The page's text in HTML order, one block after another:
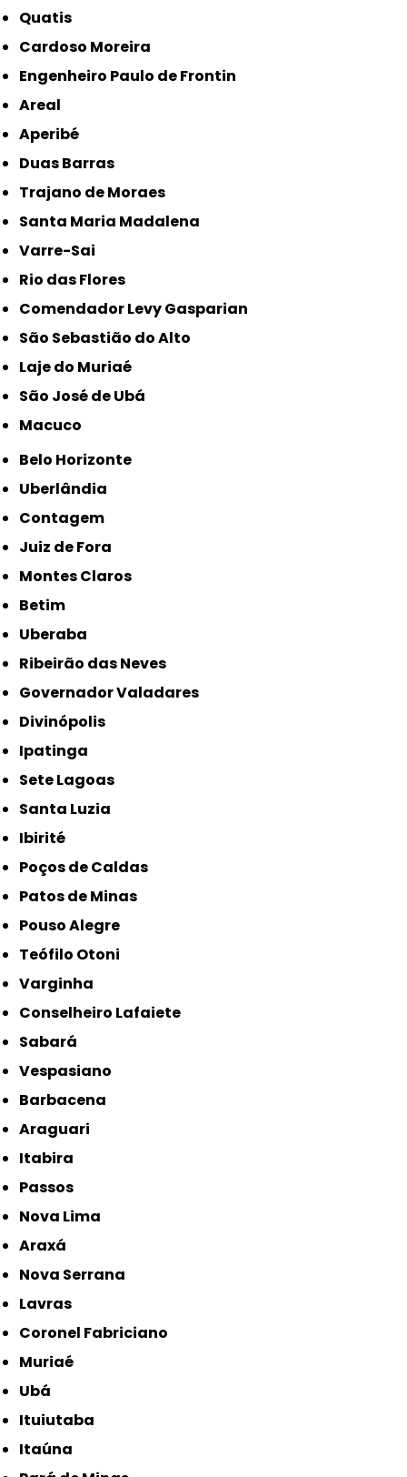
Quatis
Cardoso Moreira
Engenheiro Paulo de Frontin
Areal
Aperibé
Duas Barras
Trajano de Moraes
Santa Maria Madalena
Varre-Sai
Rio das Flores
Comendador Levy Gasparian
São Sebastião do Alto
Laje do Muriaé
São José de Ubá
Macuco
Belo Horizonte
Uberlândia
Contagem
Juiz de Fora
Montes Claros
Betim
Uberaba
Ribeirão das Neves
Governador Valadares
Divinópolis
Ipatinga
Sete Lagoas
Santa Luzia
Ibirité
Poços de Caldas
Patos de Minas
Pouso Alegre
Teófilo Otoni
Varginha
Conselheiro Lafaiete
Sabará
Vespasiano
Barbacena
Araguari
Itabira
Passos
Nova Lima
Araxá
Nova Serrana
Lavras
Coronel Fabriciano
Muriaé
Ubá
Ituiutaba
Itaúna